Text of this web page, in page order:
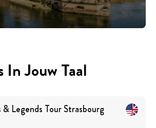
In Jouw Taal
Legends Tour Strasbourg